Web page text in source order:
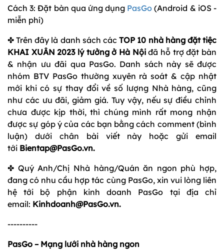
Cách 3: Đặt bàn qua ứng dụng PasGo (Android & iOS -
miễn phí)
✤ Trên đây là danh sách cácTOP 10 nhà hàng đặt tiệc
KHAI XUÂN 2023 lý tưởng ở Hà Nộiđã hỗ trợ đặt bàn
& nhận ưu đãi qua PasGo. Danh sách này sẽ được
nhóm BTV PasGo thường xuyên rà soát & cập nhật
mới khi có sự thay đổi về số lượng Nhà hàng, cũng
như các ưu đãi, giảm giá. Tuy vậy, nếu sự điều chỉnh
chưa được kịp thời, thì chúng mình rất mong nhận
được sự góp ý của các bạn bằng cách comment (bình
luận) dưới chân bài viết này hoặc gửi email
tới Bientap@PasGo.vn.
✤ Quý Anh/Chị Nhà hàng/Quán ăn ngon phù hợp,
đang có nhu cầu hợp tác cùng PasGo, xin vui lòng liên
hệ tới bộ phận kinh doanh PasGo tại địa chỉ
email: Kinhdoanh@PasGo.vn.
----------
PasGo – Mạng lưới nhà hàng ngon